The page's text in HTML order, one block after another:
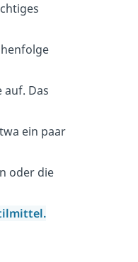
Das
ein paar
oder die